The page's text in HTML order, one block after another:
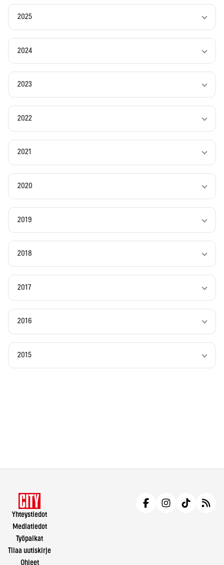
2025
2024
2023
2022
2021
2020
2019
2018
2017
2016
2015
Yhteystiedot
Mediatiedot
Työpaikat
Tilaa uutiskirje
Ohjeet